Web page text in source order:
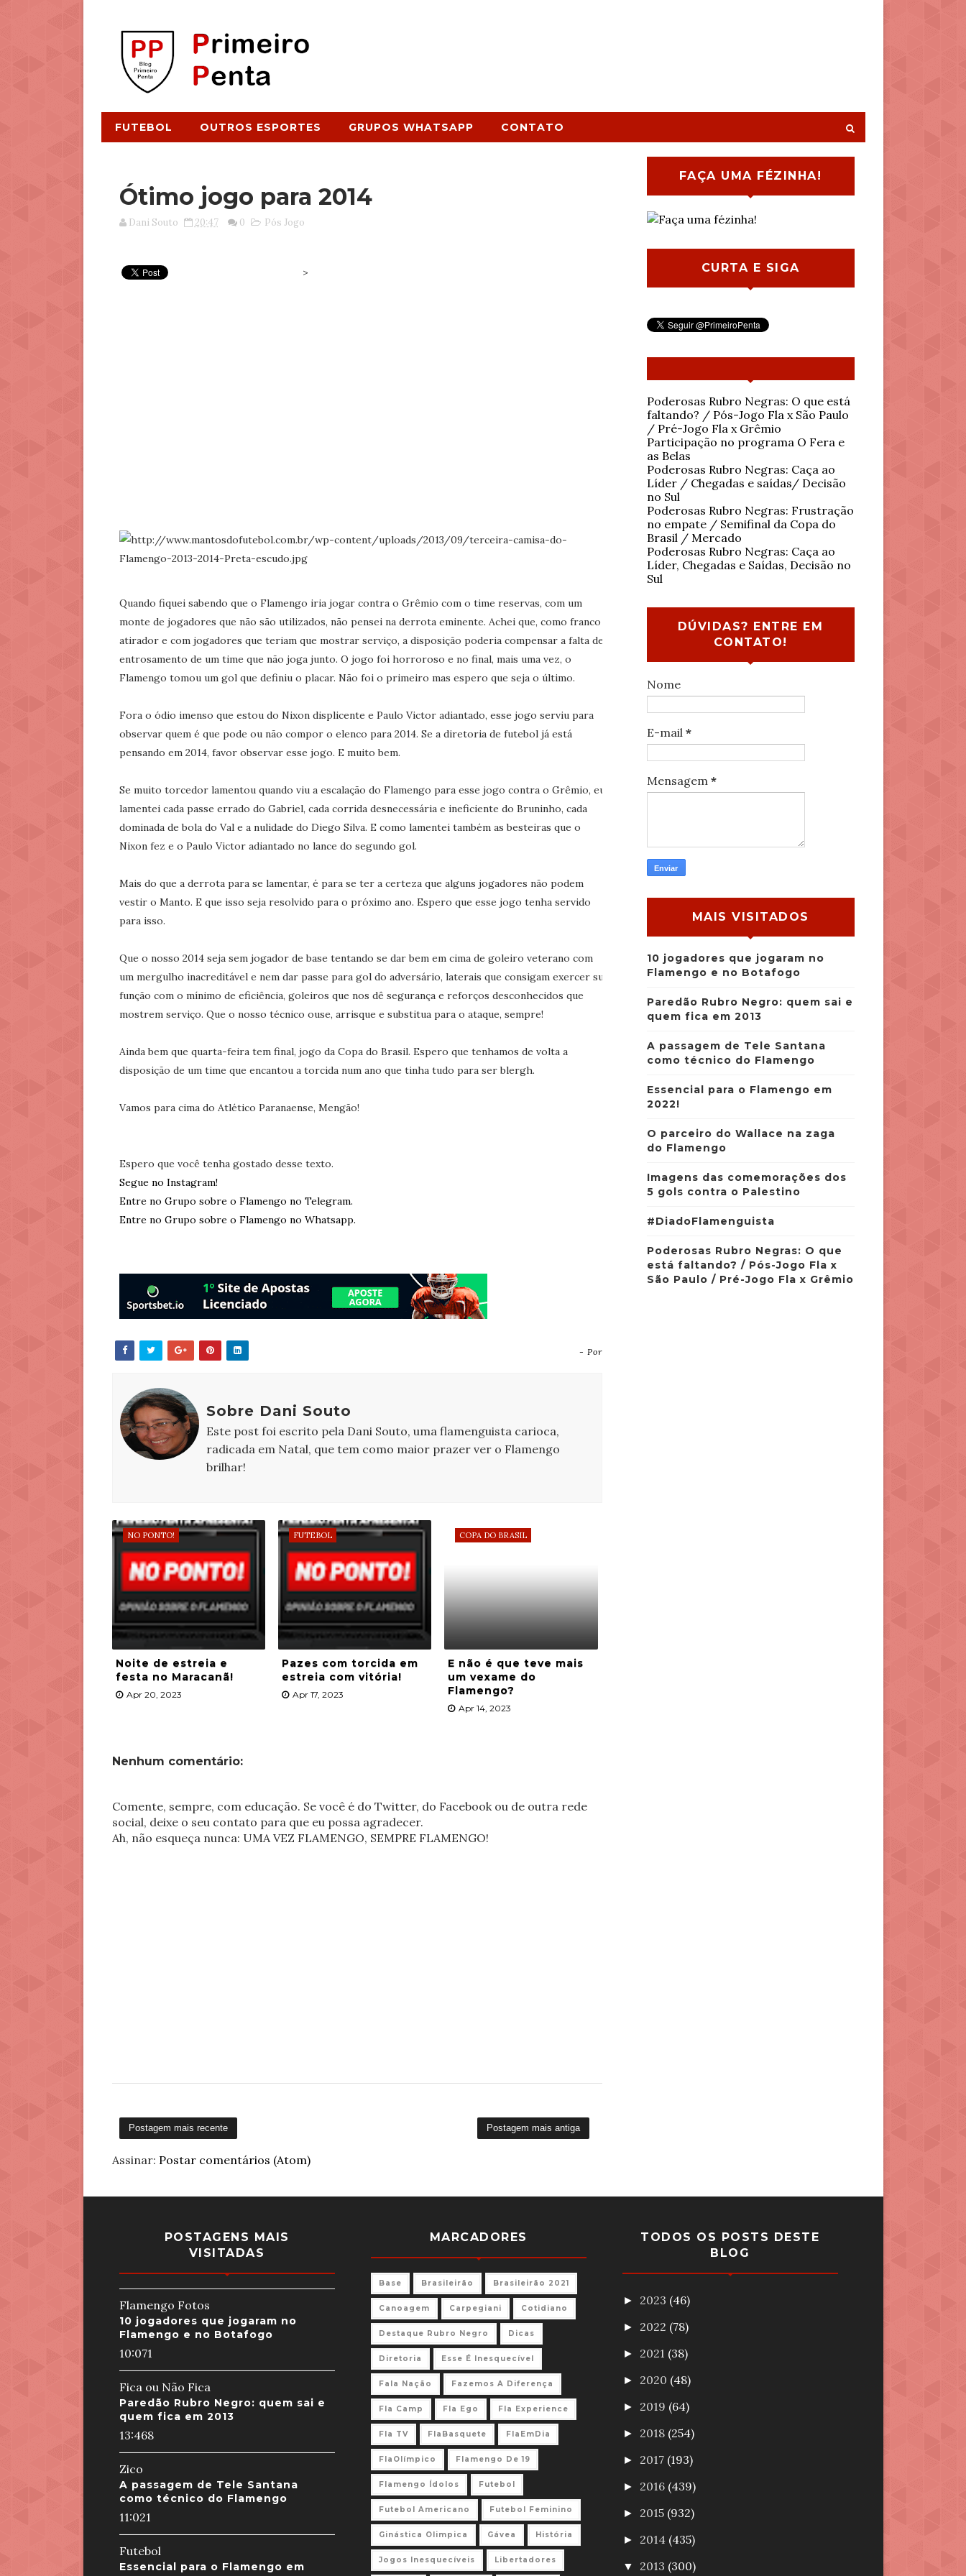
FUTEBOL OUTROS ESPORTES GRUPOS WHATSAPP CONTATO
Ótimo jogo para 2014
Dani Souto 20:47 0 Pós Jogo
>
Quando fiquei sabendo que o Flamengo iria jogar contra o Grêmio com o time reservas, com um
monte de jogadores que não são utilizados, não pensei na derrota eminente. Achei que, como franco
atirador e com jogadores que teriam que mostrar serviço, a disposição poderia compensar a falta de
entrosamento de um time que não joga junto. O jogo foi horroroso e no final, mais uma vez, o
Flamengo tomou um gol que definiu o placar. Não foi o primeiro mas espero que seja o último.
Fora o ódio imenso que estou do Nixon displicente e Paulo Victor adiantado, esse jogo serviu para
observar quem é que pode ou não compor o elenco para 2014. Se a diretoria de futebol já está
pensando em 2014, favor observar esse jogo. E muito bem.
Se muito torcedor lamentou quando viu a escalação do Flamengo para esse jogo contra o Grêmio, eu
lamentei cada passe errado do Gabriel, cada corrida desnecessária e ineficiente do Bruninho, cada
dominada de bola do Val e a nulidade do Diego Silva. E como lamentei também as besteiras que o
Nixon fez e o Paulo Victor adiantado no lance do segundo gol.
Mais do que a derrota para se lamentar, é para se ter a certeza que alguns jogadores não podem
vestir o Manto. E que isso seja resolvido para o próximo ano. Espero que esse jogo tenha servido
para isso.
Que o nosso 2014 seja sem jogador de base tentando se dar bem em cima de goleiro veterano com
um mergulho inacreditável e nem dar passe para gol do adversário, laterais que consigam exercer sua
função com o mínimo de eficiência, goleiros que nos dê segurança e reforços desconhecidos que
mostrem serviço. Que o nosso técnico ouse, arrisque e substitua para o ataque, sempre!
Ainda bem que quarta-feira tem final, jogo da Copa do Brasil. Espero que tenhamos de volta a
disposição de um time que encantou a torcida num ano que tinha tudo para ser blergh.
Vamos para cima do Atlético Paranaense, Mengão!
Espero que você tenha gostado desse texto.
Segue no Instagram!
Entre no Grupo sobre o Flamengo no Telegram.
Entre no Grupo sobre o Flamengo no Whatsapp.
- Por
Sobre Dani Souto
Este post foi escrito pela Dani Souto, uma flamenguista carioca,
radicada em Natal, que tem como maior prazer ver o Flamengo
brilhar!
NO PONTO!
Noite de estreia e
festa no Maracanã!
Apr 20, 2023
FUTEBOL
Pazes com torcida em
estreia com vitória!
Apr 17, 2023
COPA DO BRASIL
E não é que teve mais
um vexame do
Flamengo?
Apr 14, 2023
Nenhum comentário:
Comente, sempre, com educação. Se você é do Twitter, do Facebook ou de outra rede
social, deixe o seu contato para que eu possa agradecer.
Ah, não esqueça nunca: UMA VEZ FLAMENGO, SEMPRE FLAMENGO!
Postagem mais recente Postagem mais antiga
Assinar: Postar comentários (Atom)
FAÇA UMA FÉZINHA!
CURTA E SIGA
Poderosas Rubro Negras: O que está
faltando? / Pós-Jogo Fla x São Paulo
/ Pré-Jogo Fla x Grêmio
Participação no programa O Fera e
as Belas
Poderosas Rubro Negras: Caça ao
Líder / Chegadas e saídas/ Decisão
no Sul
Poderosas Rubro Negras: Frustração
no empate / Semifinal da Copa do
Brasil / Mercado
Poderosas Rubro Negras: Caça ao
Líder, Chegadas e Saídas, Decisão no
Sul
DÚVIDAS? ENTRE EM
CONTATO!
Nome
E-mail *
Mensagem *
MAIS VISITADOS
10 jogadores que jogaram no
Flamengo e no Botafogo
Paredão Rubro Negro: quem sai e
quem fica em 2013
A passagem de Tele Santana
como técnico do Flamengo
Essencial para o Flamengo em
2022!
O parceiro do Wallace na zaga
do Flamengo
Imagens das comemorações dos
5 gols contra o Palestino
#DiadoFlamenguista
Poderosas Rubro Negras: O que
está faltando? / Pós-Jogo Fla x
São Paulo / Pré-Jogo Fla x Grêmio
POSTAGENS MAIS
VISITADAS
Flamengo Fotos
10 jogadores que jogaram no
Flamengo e no Botafogo
10:071
Fica ou Não Fica
Paredão Rubro Negro: quem sai e
quem fica em 2013
13:468
Zico
A passagem de Tele Santana
como técnico do Flamengo
11:021
Futebol
Essencial para o Flamengo em
MARCADORES
Base Brasileirão Brasileirão 2021
Canoagem Carpegiani Cotidiano
Destaque Rubro Negro Dicas
Diretoria Esse É Inesquecível
Fala Nação Fazemos A Diferença
Fla Camp Fla Ego Fla Experience
Fla TV FlaBasquete FlaEmDia
FlaOlímpico Flamengo De 19
Flamengo Ídolos Futebol
Futebol Americano Futebol Feminino
Ginástica Olimpica Gávea História
Jogos Inesquecíveis Libertadores
TODOS OS POSTS DESTE
BLOG
► 2023 (46)
► 2022 (78)
► 2021 (38)
► 2020 (48)
► 2019 (64)
► 2018 (254)
► 2017 (193)
► 2016 (439)
► 2015 (932)
► 2014 (435)
▼ 2013 (300)